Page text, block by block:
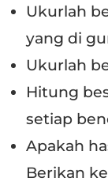
Ukurlah
yang di
Ukurlah
Hitung
setiap
Apakah
Berikan